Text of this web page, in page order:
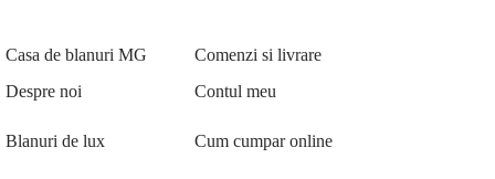
Casa de blanuri MG
Despre noi
Blanuri de lux
Comenzi si livrare
Contul meu
Cum cumpar online